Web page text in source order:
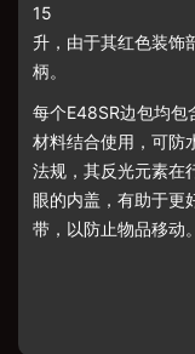
15
升，由于其红色装饰
柄。
每个E48SR边包均包
材料结合使用，可防
法规，其反光元素在
眼的内盖，有助于更
带，以防止物品移动。